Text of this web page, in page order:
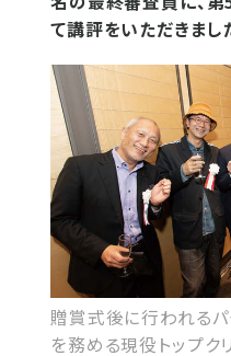
て講評をいただきまし
贈賞式後に行われる
を務める現役トップク